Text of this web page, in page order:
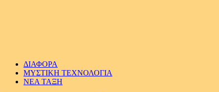
ΔΙΑΦΟΡΑ
ΜΥΣΤΙΚΗ ΤΕΧΝΟΛΟΓΙΑ
ΝΕΑ ΤΑΞΗ